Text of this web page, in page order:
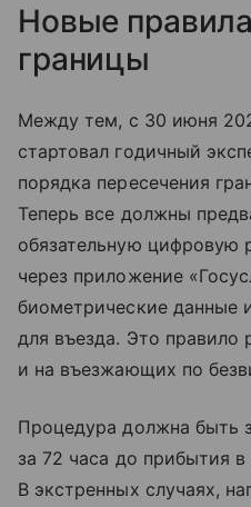
Новые
границы
Между тем, с 30 июня
стартовал годичный
порядка пересечения
Теперь все должны
обязательную цифровую
через приложение
биометрические данные
для въезда. Это правило
и на въезжающих по
Процедура должна быть
за 72 часа до прибытия в
В экстренных случаях,